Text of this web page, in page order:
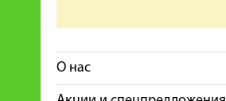
О нас